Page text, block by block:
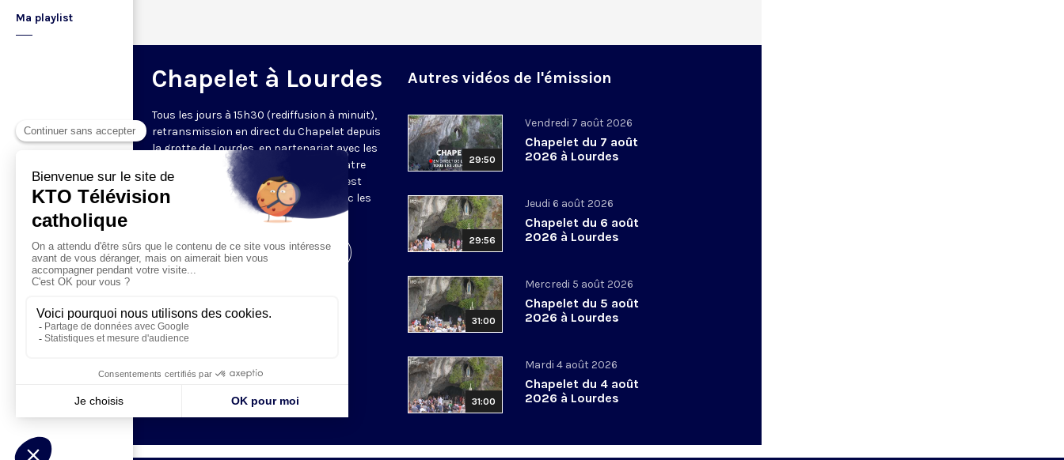
Ma playlist
Chapelet à Lourdes
Tous les jours à 15h30 (rediffusion à minuit),
retransmission en direct du Chapelet depuis
la grotte de Lourdes, en partenariat avec les
Sanctuaires. Chaque jour, l'une des quatre
méditations des mystères du Rosaire est
proposée en communion de prière avec les
Visiter la page de l'émission
Autres vidéos de l'émission
29:50
Vendredi 7 août 2026
Chapelet du 7 août
2026 à Lourdes
29:56
Jeudi 6 août 2026
Chapelet du 6 août
2026 à Lourdes
31:00
Mercredi 5 août 2026
Chapelet du 5 août
2026 à Lourdes
31:00
Mardi 4 août 2026
Chapelet du 4 août
2026 à Lourdes